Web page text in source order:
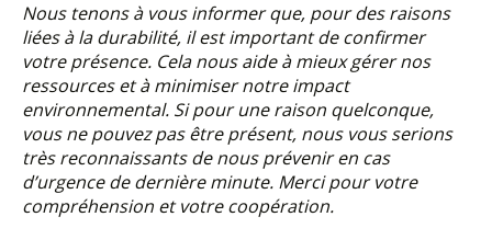
Nous tenons à vous informer que, pour des raisons
liées à la durabilité, il est important de confirmer
votre présence. Cela nous aide à mieux gérer nos
ressources et à minimiser notre impact
environnemental. Si pour une raison quelconque,
vous ne pouvez pas être présent, nous vous serions
très reconnaissants de nous prévenir en cas
d’urgence de dernière minute. Merci pour votre
compréhension et votre coopération.